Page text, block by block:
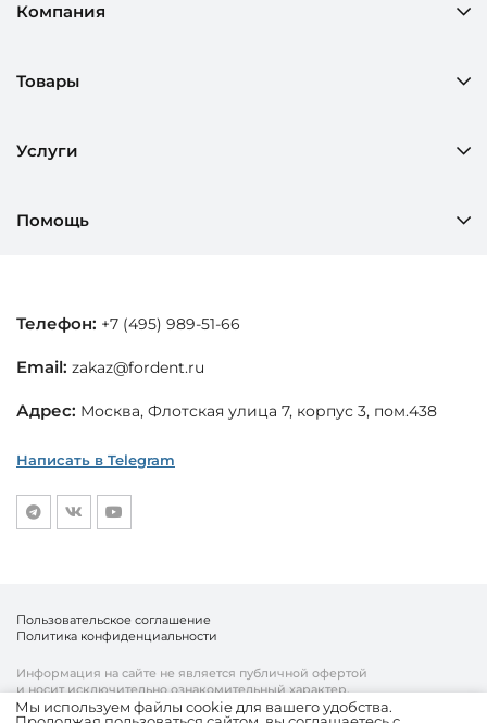
Компания
Товары
Услуги
Помощь
Телефон: +7 (495) 989-51-66
Email: zakaz@fordent.ru
Адрес: Москва, Флотская улица 7, корпус 3, пом.438
Написать в Telegram
Информация на сайте не является публичной офертой
и носит исключительно ознакомительный характер.
Пользовательское соглашение
Политика конфиденциальности
Мы используем файлы cookie для вашего удобства.